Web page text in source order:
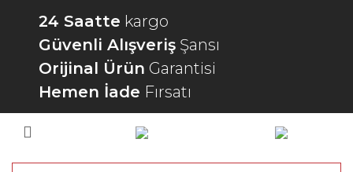
24 Saatte kargo
Güvenli Alışveriş Şansı
Orijinal Ürün Garantisi
Hemen İade Fırsatı